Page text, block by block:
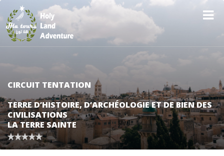
CIRCUIT TENTATION
TERRE D’HISTOIRE, D’ARCHÉOLOGIE ET DE BIEN DES
CIVILISATIONS
LA TERRE SAINTE